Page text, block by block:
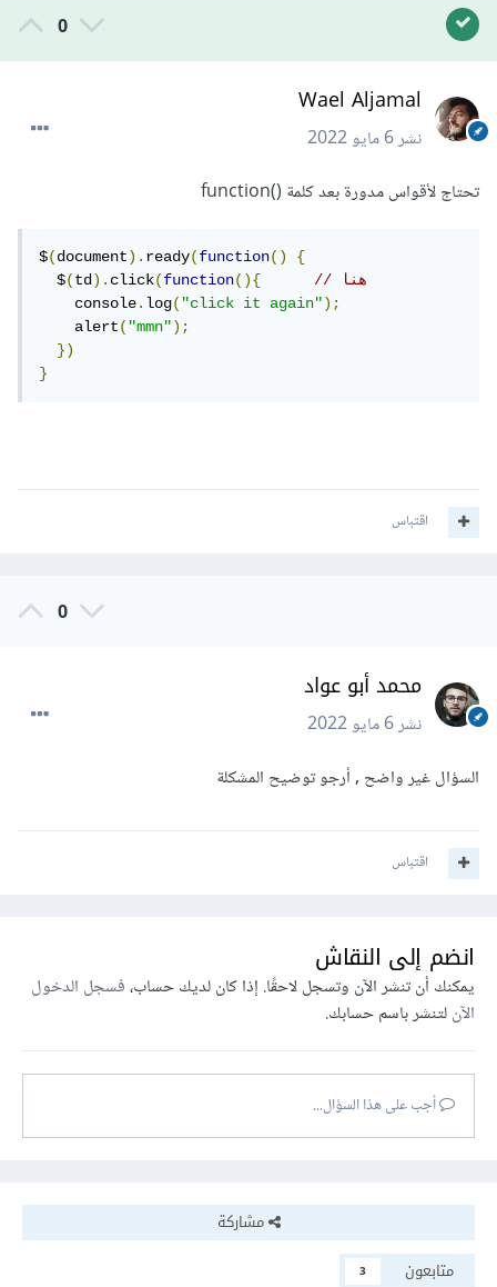
0
Wael Aljamal
نشر6 مايو 2022
تحتاج لأقواس مدورة بعد كلمة ()function
$(document).ready(function()
{
  $
(td).click(function(){
// هنا
    console
.log("click it again");
    alert
("mmn");
})
}
اقتباس
0
محمد أبو عواد
نشر6 مايو 2022
السؤال غير واضح , أرجو توضيح المشكلة
اقتباس
انضم إلى النقاش
يمكنك أن تنشر الآن وتسجل لاحقًا. إذا كان لديك حساب،فسجل الدخول
الآنلتنشر باسم حسابك.
أجب على هذا السؤال...
مشاركة
متابعون
3